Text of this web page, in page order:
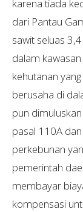
karena tiada
dari Pantau
sawit seluas
dalam
kehutanan
berusaha di
pun
pasal 110A
perkebunan
pemerintah
membayar
kompensasi